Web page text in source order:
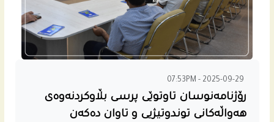
07:53PM - 2025-09-29
رۆژنامه‌نوسان تاوتوێی پرسی بڵاوكردنه‌وه‌ى
هه‌واڵه‌كانى توندوتیژیی و تاوان ده‌كه‌ن